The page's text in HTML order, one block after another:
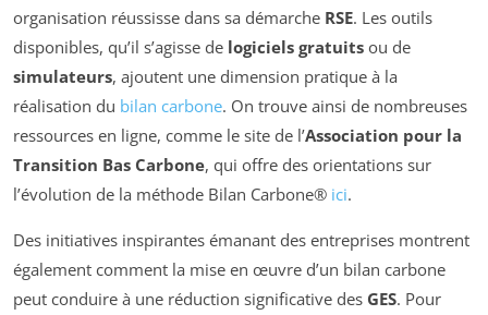
organisation réussisse dans sa démarche RSE. Les outils
disponibles, qu’il s’agisse de logiciels gratuits ou de
simulateurs, ajoutent une dimension pratique à la
réalisation du bilan carbone. On trouve ainsi de nombreuses
ressources en ligne, comme le site de l’Association pour la
Transition Bas Carbone, qui offre des orientations sur
l’évolution de la méthode Bilan Carbone® ici.
Des initiatives inspirantes émanant des entreprises montrent
également comment la mise en œuvre d’un bilan carbone
peut conduire à une réduction significative des GES. Pour